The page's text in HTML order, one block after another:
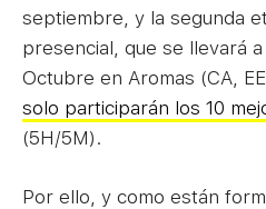
septiembre, y la segunda
presencial, que se llevará
Octubre en Aromas (CA,
solo participarán los 10
(5H/5M).
Por ello, y como están